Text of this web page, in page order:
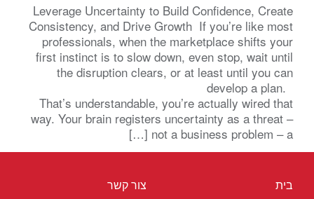
Leverage Uncertainty to Build Confidence, Create
Consistency, and Drive Growth If you’re like most
professionals, when the marketplace shifts your
first instinct is to slow down, even stop, wait until
the disruption clears, or at least until you can
develop a plan.
That’s understandable, you’re actually wired that
way. Your brain registers uncertainty as a threat –
not a business problem – a […]
בית
צור קשר